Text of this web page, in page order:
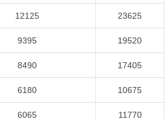
12125 23625
9395 19520
8490 17405
6180 10675
6065 11770